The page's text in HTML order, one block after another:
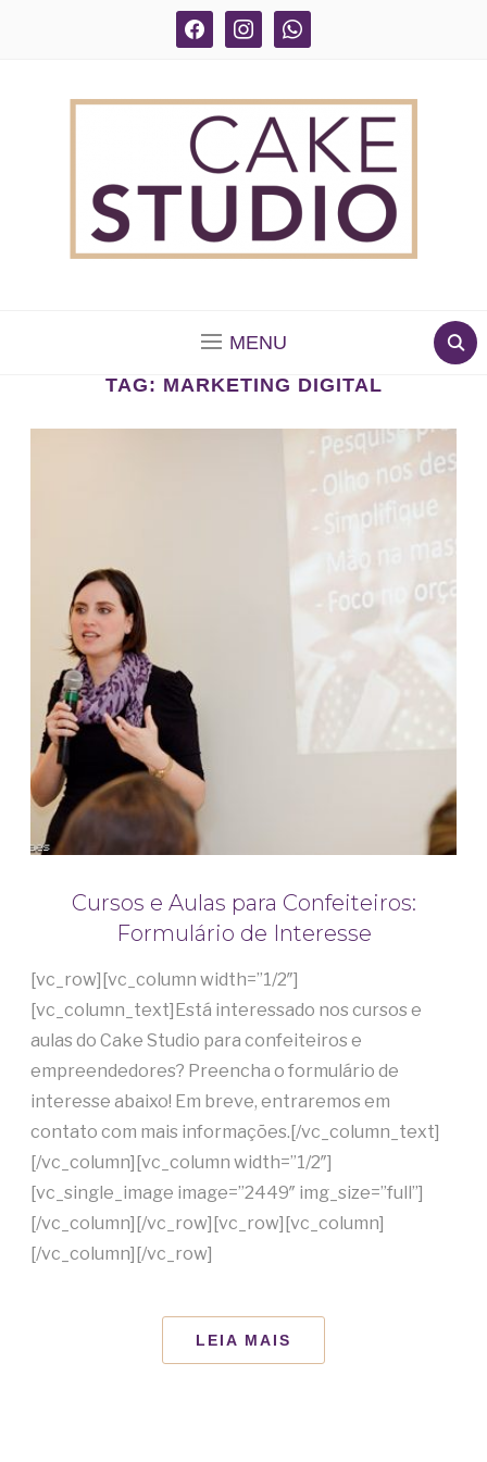
facebook instagram whatsapp
MENU
TAG: MARKETING DIGITAL
Cursos e Aulas para Confeiteiros:
Formulário de Interesse
[vc_row][vc_column width=”1/2″]
[vc_column_text]Está interessado nos cursos e
aulas do Cake Studio para confeiteiros e
empreendedores? Preencha o formulário de
interesse abaixo! Em breve, entraremos em
contato com mais informações.[/vc_column_text]
[/vc_column][vc_column width=”1/2″]
[vc_single_image image=”2449″ img_size=”full”]
[/vc_column][/vc_row][vc_row][vc_column]
[/vc_column][/vc_row]
LEIA MAIS